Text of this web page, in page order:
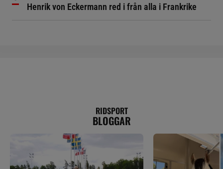
Henrik von Eckermann red i från alla i Frankrike
RIDSPORT
BLOGGAR